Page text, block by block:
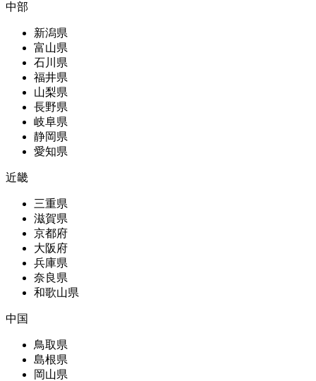
中部
新潟県
富山県
石川県
福井県
山梨県
長野県
岐阜県
静岡県
愛知県
近畿
三重県
滋賀県
京都府
大阪府
兵庫県
奈良県
和歌山県
中国
鳥取県
島根県
岡山県